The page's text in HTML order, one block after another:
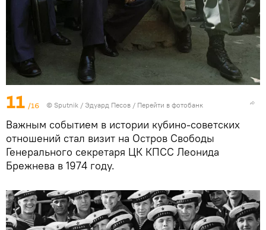
11 /16 © Sputnik / Эдуард Песов / Перейти в фотобанк
Важным событием в истории кубино-советских
отношений стал визит на Остров Свободы
Генерального секретаря ЦК КПСС Леонида
Брежнева в 1974 году.